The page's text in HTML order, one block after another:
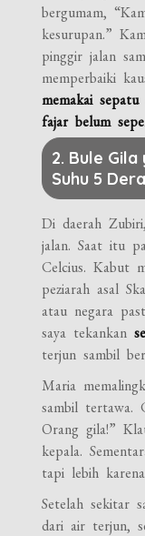
bergumam,
kesurupan.”
pinggir jalan
memperbaiki
memakai
fajar belum
2. Bule
Suhu 5
Di daerah
jalan. Saat itu
Celcius. Kabut
peziarah asal
atau negara
saya tekankan
terjun sambil
Maria
sambil tertawa.
Orang gila!”
kepala.
tapi lebih
Setelah sekitar
dari air terjun,